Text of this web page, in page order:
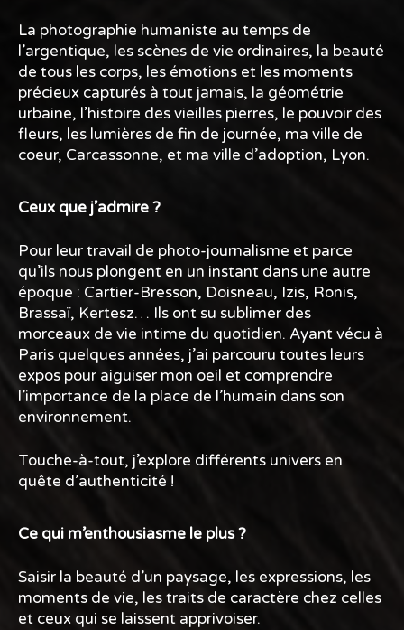
La photographie humaniste au temps de
l’argentique, les scènes de vie ordinaires, la beauté
de tous les corps, les émotions et les moments
précieux capturés à tout jamais, la géométrie
urbaine, l’histoire des vieilles pierres, le pouvoir des
fleurs, les lumières de fin de journée, ma ville de
coeur, Carcassonne, et ma ville d’adoption, Lyon.
Ceux que j’admire ?
Pour leur travail de photo-journalisme et parce
qu’ils nous plongent en un instant dans une autre
époque : Cartier-Bresson, Doisneau, Izis, Ronis,
Brassaï, Kertesz… Ils ont su sublimer des
morceaux de vie intime du quotidien. Ayant vécu à
Paris quelques années, j’ai parcouru toutes leurs
expos pour aiguiser mon oeil et comprendre
l’importance de la place de l’humain dans son
environnement.
Touche-à-tout, j’explore différents univers en
quête d’authenticité !
Ce qui m’enthousiasme le plus ?
Saisir la beauté d’un paysage, les expressions, les
moments de vie, les traits de caractère chez celles
et ceux qui se laissent apprivoiser.